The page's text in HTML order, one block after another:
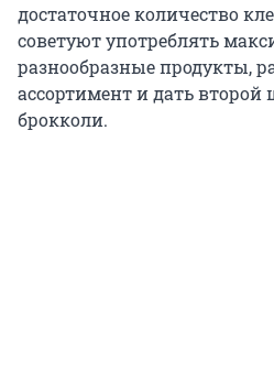
достаточное количество
советуют употреблять
разнообразные продукты,
ассортимент и дать второй
брокколи.